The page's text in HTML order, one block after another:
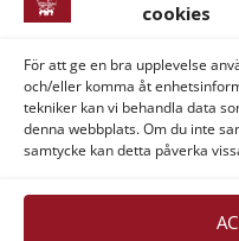
cookies
För att ge en bra upplevelse
och/eller komma åt
tekniker kan vi behandla data
denna webbplats. Om du inte
samtycke kan detta påverka